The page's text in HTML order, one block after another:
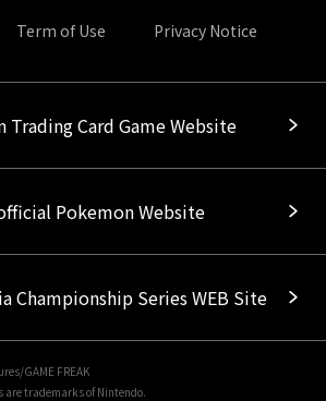
Term of Use Privacy Notice
Trading Card Game Website
Pokemon Website
Championship Series WEB Site
GAME FREAK
trademarks of Nintendo.